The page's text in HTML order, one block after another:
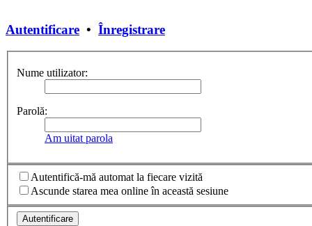
Autentificare • Înregistrare
Nume utilizator:
Parolă:
Am uitat parola
Autentifică-mă automat la fiecare vizită
Ascunde starea mea online în această sesiune